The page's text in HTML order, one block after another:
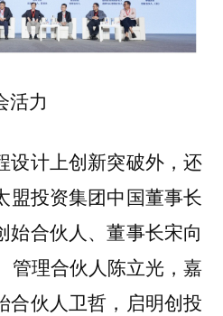
活力
设计上创新突破外，还
盟投资集团中国董事长
始合伙人、董事长宋向
管理合伙人陈立光，嘉
合伙人卫哲，启明创投